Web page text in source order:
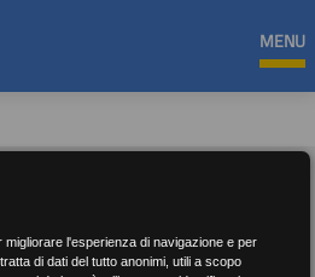
MENU
l'esperienza di navigazione e per
di dati del tutto anonimi, utili a scopo